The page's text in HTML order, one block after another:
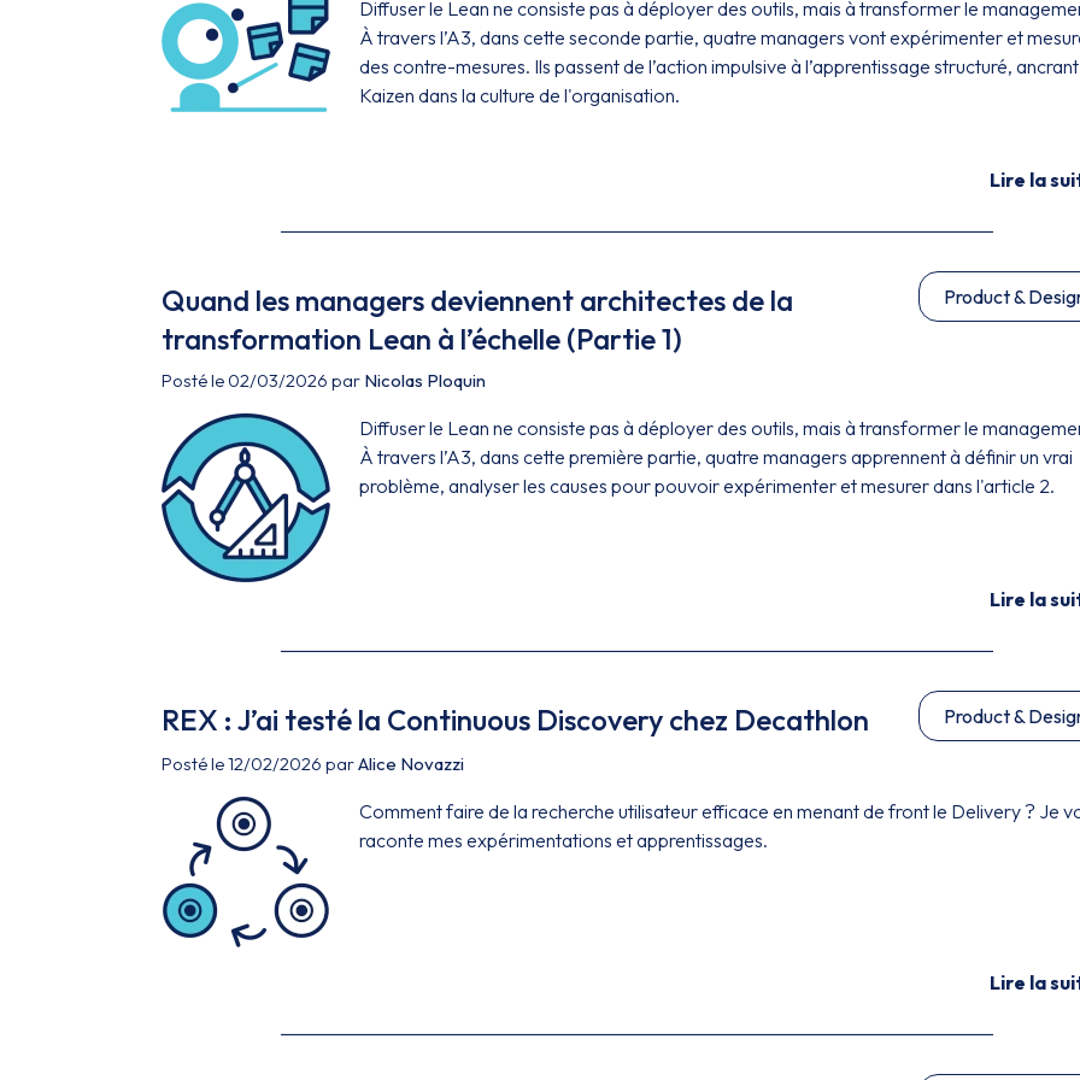
Diffuser le Lean ne consiste pas à déployer des outils, mais à transformer le
À travers l’A3, dans cette seconde partie, quatre managers vont expérimenter et
des contre-mesures. Ils passent de l’action impulsive à l’apprentissage structuré,
Kaizen dans la culture de l'organisation.
Lire la
Quand les managers deviennent architectes de la
transformation Lean à l’échelle (Partie 1)
Product &
Posté le 02/03/2026 par Nicolas Ploquin
Diffuser le Lean ne consiste pas à déployer des outils, mais à transformer le
À travers l’A3, dans cette première partie, quatre managers apprennent à définir un vrai
problème, analyser les causes pour pouvoir expérimenter et mesurer dans l'article 2.
Lire la
REX : J’ai testé la Continuous Discovery chez Decathlon Product &
Posté le 12/02/2026 parAlice Novazzi
Comment faire de la recherche utilisateur efficace en menant de front le Delivery ? Je
raconte mes expérimentations et apprentissages.
Lire la